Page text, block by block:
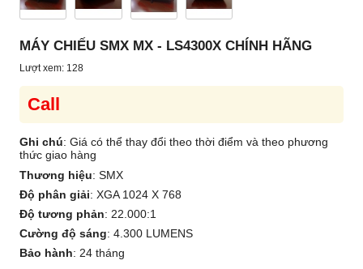
MÁY CHIẾU SMX MX - LS4300X CHÍNH HÃNG
Lượt xem: 128
Call
Ghi chú: Giá có thể thay đổi theo thời điểm và theo phương
thức giao hàng
Thương hiệu: SMX
Độ phân giải: XGA 1024 X 768
Độ tương phản: 22.000:1
Cường độ sáng: 4.300 LUMENS
Bảo hành: 24 tháng